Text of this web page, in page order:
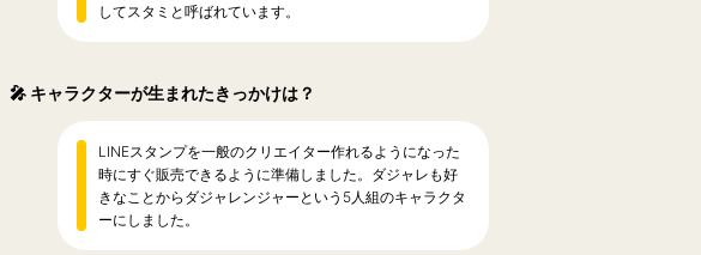
してスタミと呼ばれています。
🎤 キャラクターが生まれたきっかけは？
LINEスタンプを一般のクリエイター作れるようになった
時にすぐ販売できるように準備しました。ダジャレも好
きなことからダジャレンジャーという5人組のキャラクタ
ーにしました。